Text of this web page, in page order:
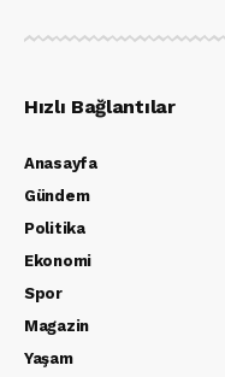
Hızlı Bağlantılar
Anasayfa
Gündem
Politika
Ekonomi
Spor
Magazin
Yaşam